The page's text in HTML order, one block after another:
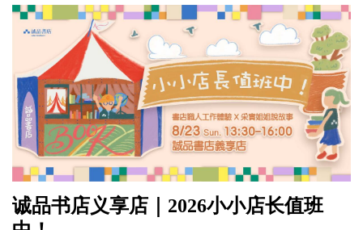
诚品书店义享店｜2026小小店长值班